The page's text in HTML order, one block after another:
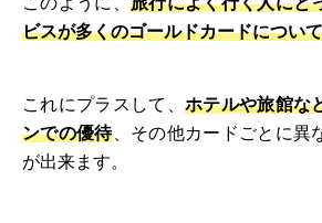
ビスが多くのゴールドカードについ
これにプラスして、 ホテルや旅館な
ンでの優待、その他カードごとに異
が出来ます。